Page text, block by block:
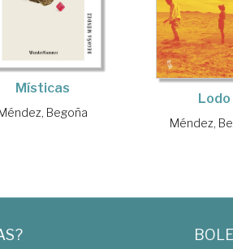
Místicas
Begoña
Lodo
Méndez,